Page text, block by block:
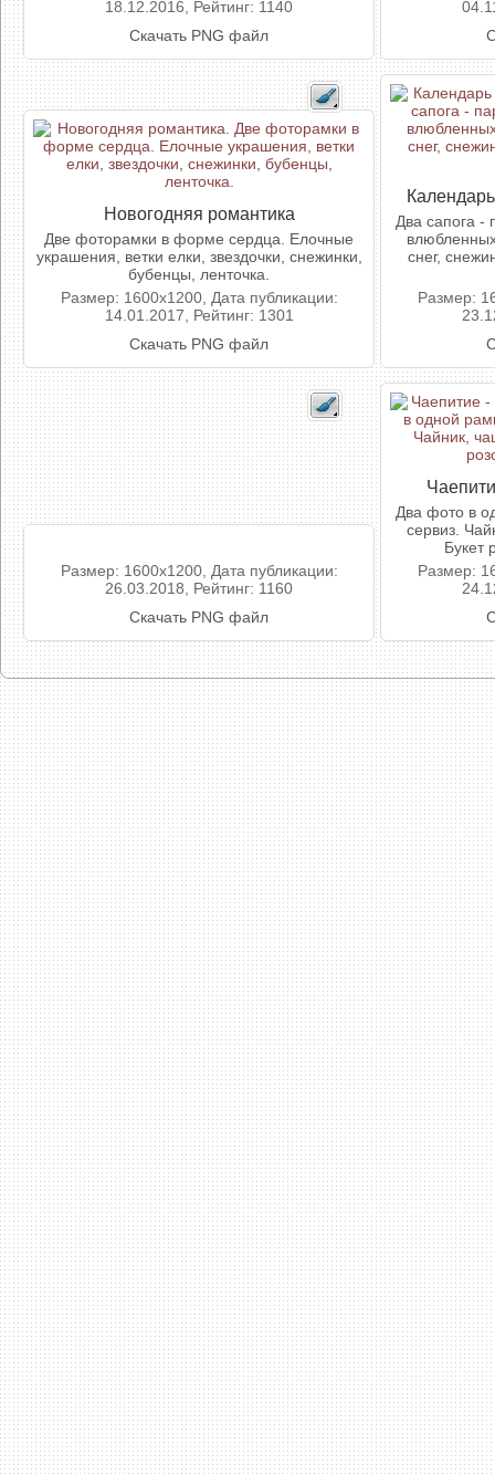
18.12.2016, Рейтинг: 1140
Скачать PNG файл
Новогодняя романтика
Две фоторамки в форме сердца. Елочные
украшения, ветки елки, звездочки, снежинки,
бубенцы, ленточка.
Размер: 1600x1200, Дата публикации:
14.01.2017, Рейтинг: 1301
Скачать PNG файл
Два сапога -
снег,
Размер:
Размер: 1600x1200, Дата публикации:
26.03.2018, Рейтинг: 1160
Скачать PNG файл
Два фото в
сервиз.
Букет
Размер: